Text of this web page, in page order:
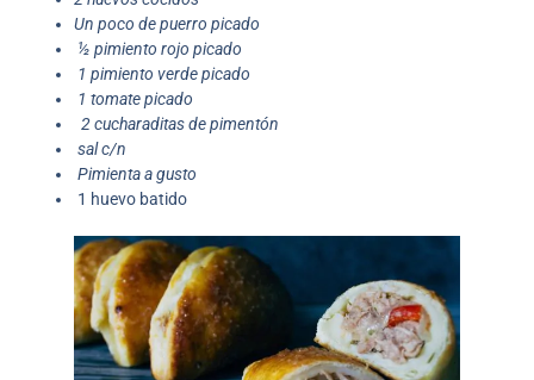
Un poco de puerro picado
½ pimiento rojo picado
1 pimiento verde picado
1 tomate picado
2 cucharaditas de pimentón
sal c/n
Pimienta a gusto
1 huevo batido